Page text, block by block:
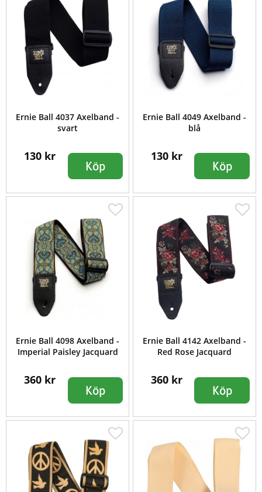
Ernie Ball 4037 Axelband -
svart
130 kr
Köp
Ernie Ball 4049 Axelband -
blå
130 kr
Köp
Ernie Ball 4098 Axelband -
Imperial Paisley Jacquard
360 kr
Köp
Ernie Ball 4142 Axelband -
Red Rose Jacquard
360 kr
Köp